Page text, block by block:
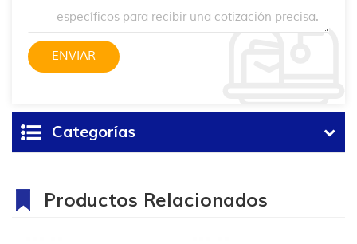
Categorías
Productos Relacionados